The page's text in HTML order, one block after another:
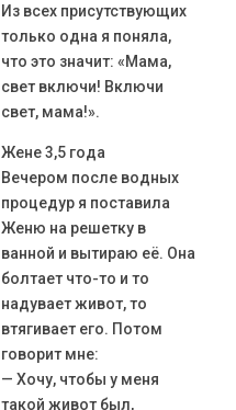
Из всех присутствующих
только одна я поняла,
что это значит: «Мама,
свет включи! Включи
свет, мама!».
Жене 3,5 года
Вечером после водных
процедур я поставила
Женю на решетку в
ванной и вытираю её. Она
болтает что-то и то
надувает живот, то
втягивает его. Потом
говорит мне:
— Хочу, чтобы у меня
такой живот был,